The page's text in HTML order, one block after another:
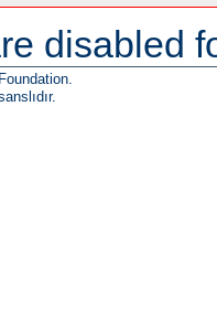
disabled